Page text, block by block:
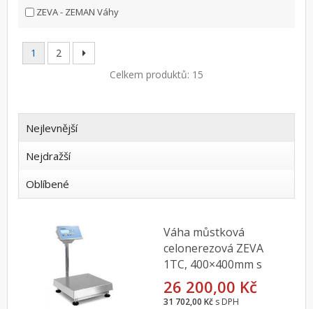
ZEVA - ZEMAN Váhy
1
2
Celkem produktů: 15
Nejlevnější
Nejdražší
Oblíbené
Váha můstková
celonerezová ZEVA
1TC, 400×400mm s
indikátorem DFWLI do
30kg
26 200,00 Kč
31 702,00 Kč s DPH